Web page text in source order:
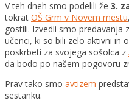
V teh dneh smo podelili že 3.
tokrat OŠ Grm v Novem mestu
gostili. Izvedli smo predavanja
učenci, ki so bili zelo aktivni in
poskrbeti za svojega sošolca z
da bodo po našem pogovoru
Prav tako smo avtizem
sestanku.